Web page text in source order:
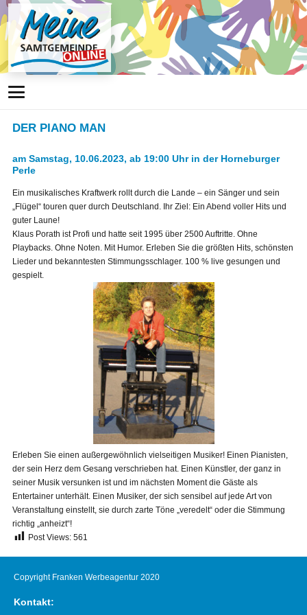
DER PIANO MAN
am Samstag, 10.06.2023, ab 19:00 Uhr in der Horneburger
Perle
Ein musikalisches Kraftwerk rollt durch die Lande – ein Sänger und sein
„Flügel“ touren quer durch Deutschland. Ihr Ziel: Ein Abend voller Hits und
guter Laune!
Klaus Porath ist Profi und hatte seit 1995 über 2500 Auftritte. Ohne
Playbacks. Ohne Noten. Mit Humor. Erleben Sie die größten Hits, schönsten
Lieder und bekanntesten Stimmungsschlager. 100 % live gesungen und
gespielt.
Erleben Sie einen außergewöhnlich vielseitigen Musiker! Einen Pianisten,
der sein Herz dem Gesang verschrieben hat. Einen Künstler, der ganz in
seiner Musik versunken ist und im nächsten Moment die Gäste als
Entertainer unterhält. Einen Musiker, der sich sensibel auf jede Art von
Veranstaltung einstellt, sie durch zarte Töne „veredelt“ oder die Stimmung
richtig „anheizt“!
Post Views: 561
Copyright Franken Werbeagentur 2020
Kontakt: